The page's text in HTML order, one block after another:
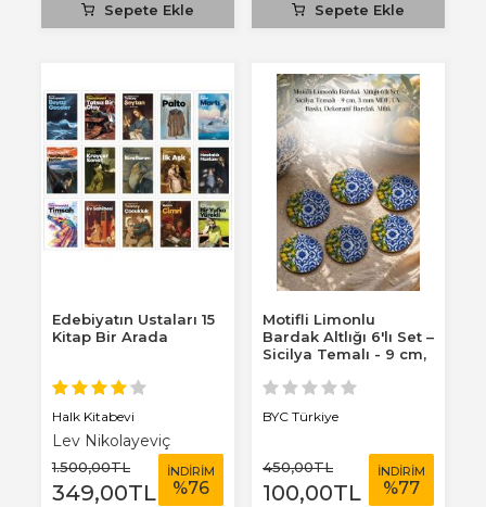
Sepete Ekle Sepete Ekle
Edebiyatın Ustaları 15
Kitap Bir Arada
Halk Kitabevi
Lev Nikolayeviç
Tolstoy
1.500,00TL
349,00TL
İNDİRİM
%76
Motifli Limonlu
Bardak Altlığı 6'lı Set –
Sicilya Temalı - 9 cm,
BYC Türkiye
450,00TL
100,00TL
İNDİRİM
%77